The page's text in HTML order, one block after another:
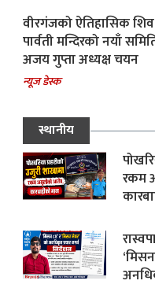
वीरगंजको ऐतिहासिक
पार्वती मन्दिरको नयाँ
अजय गुप्ता अध्यक्ष चयन
न्यूज डेस्क
स्थानीय
रकम